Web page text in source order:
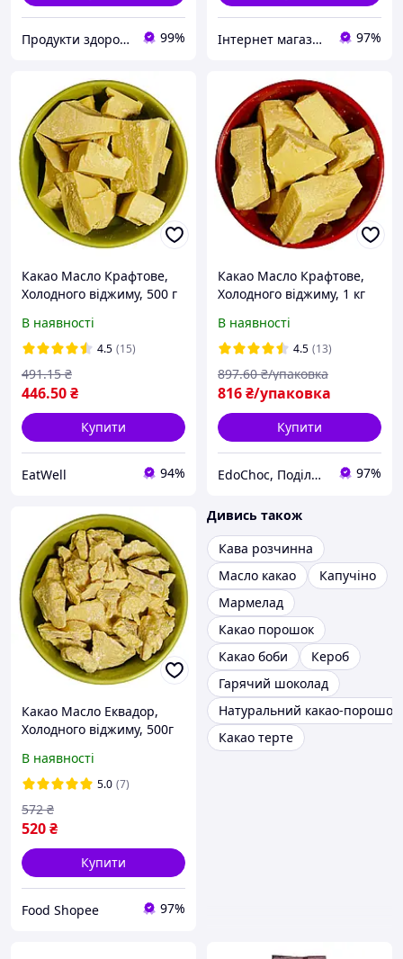
Продукти здорового харчування від компанії "Pischevik". 99% Інтернет магазин "Coffee Day" 97%
Какао Масло Крафтове,
Холодного віджиму, 500 г
В наявності
4.5 (15)
446.50₴
491.15 ₴
Купити
EatWell 94%
Какао Масло Крафтове,
Холодного віджиму, 1 кг
В наявності
4.5 (13)
816₴/упаковка
897.60 ₴/упаковка
Купити
EdoСhoc, Поділись Любов'ю! 97%
Какао Масло Еквадор,
Холодного віджиму, 500г
В наявності
5.0 (7)
520₴
572 ₴
Купити
Food Shopee 97%
Дивись також
Кава розчинна
Масло какао
Капучіно
Мармелад
Какао порошок
Какао боби
Кероб
Гарячий шоколад
Натуральний какао-порошок
Какао терте